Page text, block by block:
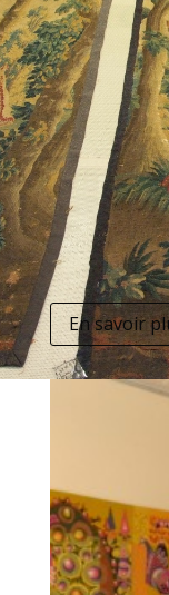
En savoir